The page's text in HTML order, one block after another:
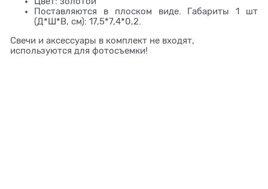
Поставляются в плоском виде. Габариты 1 шт
(Д*Ш*В, см): 17,5*7,4*0,2.
Свечи и аксессуары в комплект не входят,
используются для фотосъемки!